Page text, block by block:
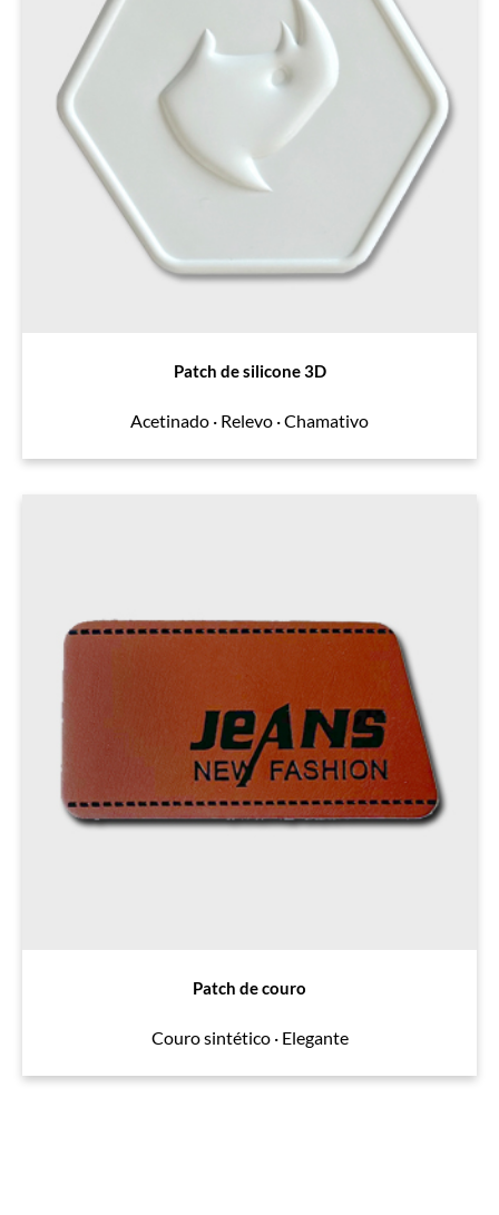
Patch de silicone 3D
Acetinado · Relevo · Chamativo
Patch de couro
Couro sintético · Elegante